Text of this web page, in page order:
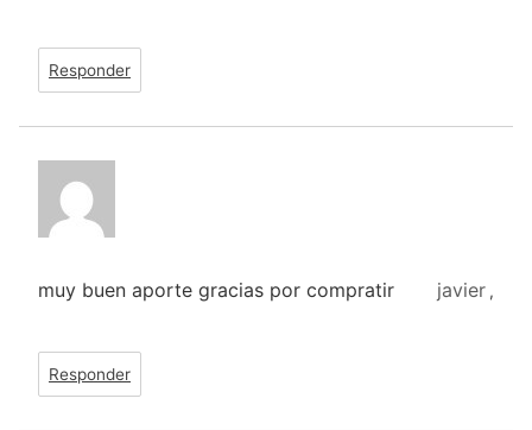
Responder
javier ,
muy buen aporte gracias por compratir
Responder